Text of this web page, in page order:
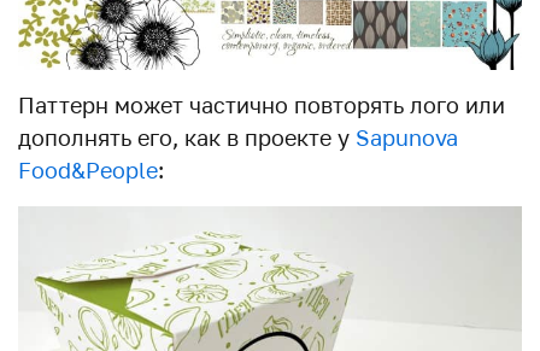
Паттерн может частично повторять лого или
дополнять его, как в проекте у Sapunova
Food&People: